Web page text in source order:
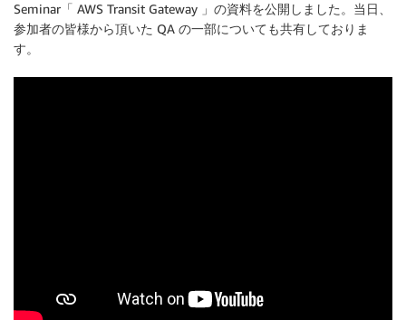
Seminar「 AWS Transit Gateway 」の資料を公開しました。当日、
参加者の皆様から頂いた QA の一部についても共有しておりま
す。